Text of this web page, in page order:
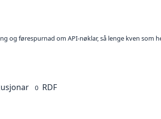
og førespurnad om API-nøklar, så lenge kven som
0 RDF